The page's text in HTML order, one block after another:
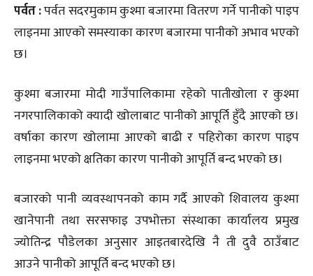
पर्वत :पर्वत सदरमुकाम कुश्मा बजारमा वितरण गर्ने पानीको पाइप
लाइनमा आएको समस्याका कारण बजारमा पानीको अभाव भएको
छ।
कुश्मा बजारमा मोदी गाउँपालिकामा रहेको पातीखोला र कुश्मा
नगरपालिकाको क्यादी खोलाबाट पानीको आपूर्ति हुँदै आएको छ।
वर्षाका कारण खोलामा आएको बाढी र पहिरोका कारण पाइप
लाइनमा भएको क्षतिका कारण पानीको आपूर्ति बन्द भएको छ।
बजारको पानी व्यवस्थापनको काम गर्दै आएको शिवालय कुश्मा
खानेपानी तथा सरसफाइ उपभोक्ता संस्थाका कार्यालय प्रमुख
ज्योतिन्द्र पौडेलका अनुसार आइतबारदेखि नै ती दुवै ठाउँबाट
आउने पानीको आपूर्ति बन्द भएको छ।